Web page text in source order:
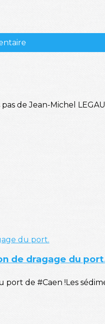
de Jean-Michel
de dragage du
de #Caen !Les